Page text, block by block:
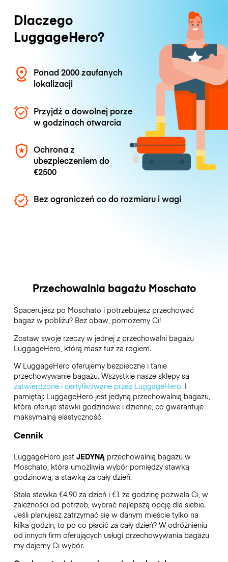
Dlaczego
LuggageHero?
Ponad 2000 zaufanych
lokalizacji
Przyjdź o dowolnej porze
w godzinach otwarcia
Ochrona z
ubezpieczeniem do
€2500
Bez ograniczeń co do rozmiaru i wagi
Przechowalnia bagażu Moschato
Spacerujesz po Moschato i potrzebujesz przechować
bagaż w pobliżu? Bez obaw, pomożemy Ci!
Zostaw swoje rzeczy w jednej z przechowalni bagażu
LuggageHero , którą masz tuż za rogiem.
W LuggageHero oferujemy bezpieczne i tanie
przechowywanie bagażu. Wszystkie nasze sklepy są
zatwierdzone i certyfikowane przez LuggageHero. I
pamiętaj: LuggageHero jest jedyną przechowalnią bagażu,
która oferuje stawki godzinowe i dzienne, co gwarantuje
maksymalną elastyczność.
Cennik
LuggageHero jest JEDYNĄprzechowalnią bagażu w
Moschato, która umożliwia wybór pomiędzy stawką
godzinową, a stawką za cały dzień.
Stała stawka €4.90 za dzień i €1 za godzinę pozwala Ci, w
zależności od potrzeb, wybrać najlepszą opcję dla siebie.
Jeśli planujesz zatrzymać się w danym mieście tylko na
kilka godzin, to po co płacić za cały dzień? W odróżnieniu
od innych firm oferujących usługi przechowywania bagażu
my dajemy Ci wybór.